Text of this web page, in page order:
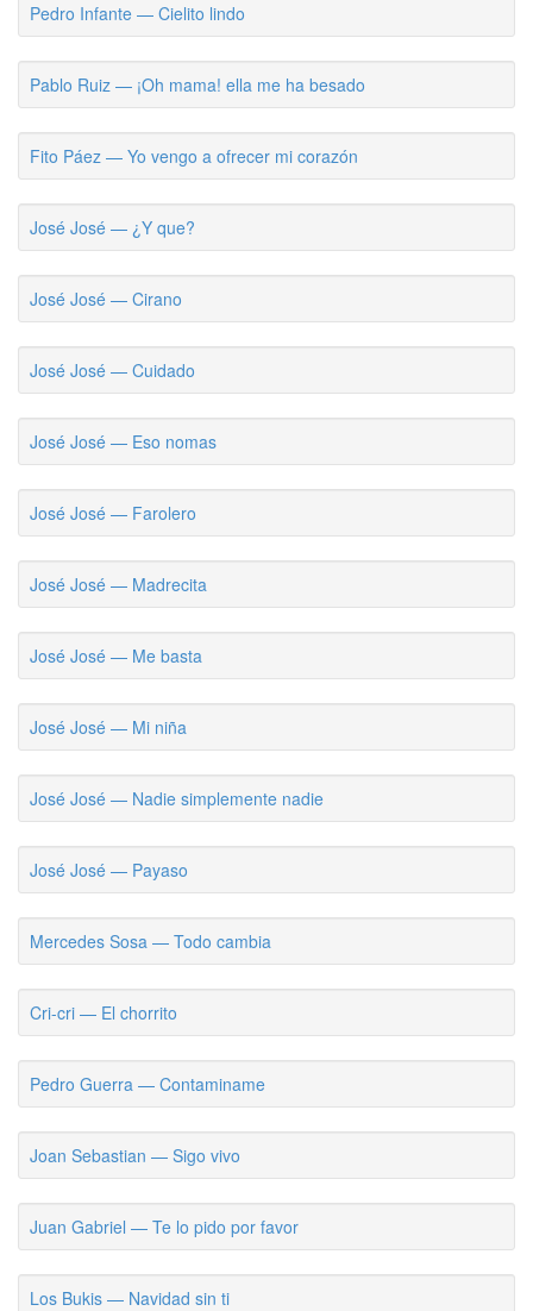
Pedro Infante — Cielito lindo
Pablo Ruiz — ¡Oh mama! ella me ha besado
Fito Páez — Yo vengo a ofrecer mi corazón
José José — ¿Y que?
José José — Cirano
José José — Cuidado
José José — Eso nomas
José José — Farolero
José José — Madrecita
José José — Me basta
José José — Mi niña
José José — Nadie simplemente nadie
José José — Payaso
Mercedes Sosa — Todo cambia
Cri-cri — El chorrito
Pedro Guerra — Contaminame
Joan Sebastian — Sigo vivo
Juan Gabriel — Te lo pido por favor
Los Bukis — Navidad sin ti